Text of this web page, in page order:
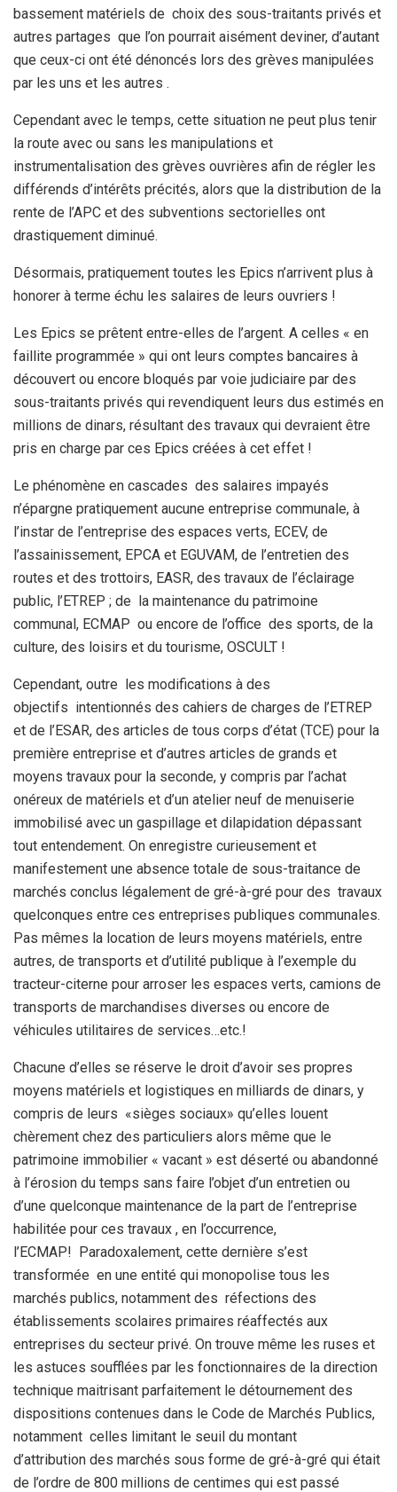
bassement matériels de choix des sous-traitants privés et
autres partages que l’on pourrait aisément deviner, d’autant
que ceux-ci ont été dénoncés lors des grèves manipulées
par les uns et les autres .
Cependant avec le temps, cette situation ne peut plus tenir
la route avec ou sans les manipulations et
instrumentalisation des grèves ouvrières afin de régler les
différends d’intérêts précités, alors que la distribution de la
rente de l’APC et des subventions sectorielles ont
drastiquement diminué.
Désormais, pratiquement toutes les Epics n’arrivent plus à
honorer à terme échu les salaires de leurs ouvriers !
Les Epics se prêtent entre-elles de l’argent. A celles « en
faillite programmée » qui ont leurs comptes bancaires à
découvert ou encore bloqués par voie judiciaire par des
sous-traitants privés qui revendiquent leurs dus estimés en
millions de dinars, résultant des travaux qui devraient être
pris en charge par ces Epics créées à cet effet !
Le phénomène en cascades des salaires impayés
n’épargne pratiquement aucune entreprise communale, à
l’instar de l’entreprise des espaces verts, ECEV, de
l’assainissement, EPCA et EGUVAM, de l’entretien des
routes et des trottoirs, EASR, des travaux de l’éclairage
public, l’ETREP ; de la maintenance du patrimoine
communal, ECMAP ou encore de l’office des sports, de la
culture, des loisirs et du tourisme, OSCULT !
Cependant, outre les modifications à des
objectifs intentionnés des cahiers de charges de l’ETREP
et de l’ESAR, des articles de tous corps d’état (TCE) pour la
première entreprise et d’autres articles de grands et
moyens travaux pour la seconde, y compris par l’achat
onéreux de matériels et d’un atelier neuf de menuiserie
immobilisé avec un gaspillage et dilapidation dépassant
tout entendement. On enregistre curieusement et
manifestement une absence totale de sous-traitance de
marchés conclus légalement de gré-à-gré pour des travaux
quelconques entre ces entreprises publiques communales.
Pas mêmes la location de leurs moyens matériels, entre
autres, de transports et d’utilité publique à l’exemple du
tracteur-citerne pour arroser les espaces verts, camions de
transports de marchandises diverses ou encore de
véhicules utilitaires de services…etc.!
Chacune d’elles se réserve le droit d’avoir ses propres
moyens matériels et logistiques en milliards de dinars, y
compris de leurs «sièges sociaux» qu’elles louent
chèrement chez des particuliers alors même que le
patrimoine immobilier « vacant » est déserté ou abandonné
à l’érosion du temps sans faire l’objet d’un entretien ou
d’une quelconque maintenance de la part de l’entreprise
habilitée pour ces travaux , en l’occurrence,
l’ECMAP! Paradoxalement, cette dernière s’est
transformée en une entité qui monopolise tous les
marchés publics, notamment des réfections des
établissements scolaires primaires réaffectés aux
entreprises du secteur privé. On trouve même les ruses et
les astuces soufflées par les fonctionnaires de la direction
technique maitrisant parfaitement le détournement des
dispositions contenues dans le Code de Marchés Publics,
notamment celles limitant le seuil du montant
d’attribution des marchés sous forme de gré-à-gré qui était
de l’ordre de 800 millions de centimes qui est passé